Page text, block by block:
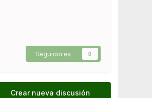
Seguidores 0
Crear nueva discusión